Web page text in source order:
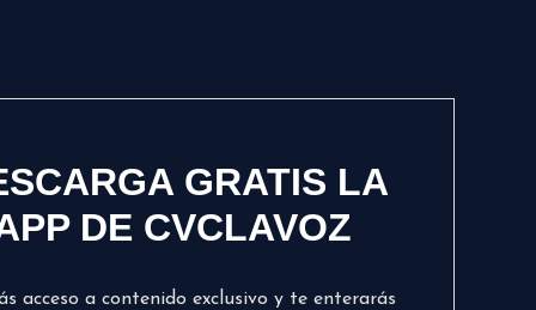
GRATIS LA
DE CVCLAVOZ
acceso a contenido exclusivo y te enterarás